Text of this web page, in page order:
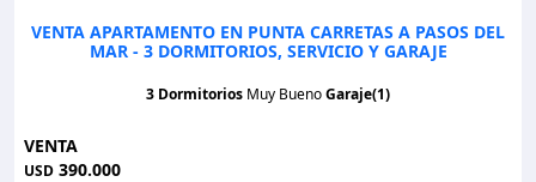
VENTA APARTAMENTO EN PUNTA CARRETAS A PASOS DEL
MAR - 3 DORMITORIOS, SERVICIO Y GARAJE
3 Dormitorios Muy BuenoGaraje(1)
VENTA
USD 390.000